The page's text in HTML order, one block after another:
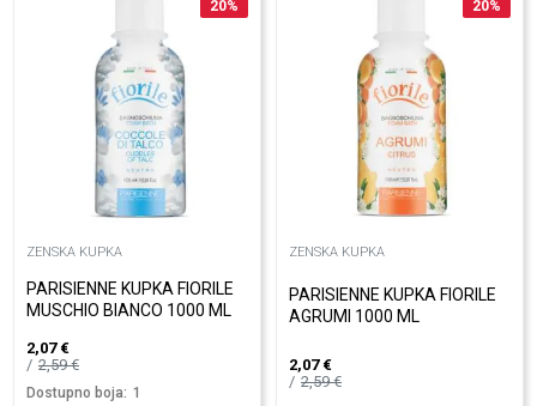
20%
ZENSKA KUPKA
PARISIENNE KUPKA FIORILE
MUSCHIO BIANCO 1000 ML
2,07 €
2,59€
Dostupno boja: 1
20%
ZENSKA KUPKA
PARISIENNE KUPKA FIORILE
AGRUMI 1000 ML
2,07 €
2,59€